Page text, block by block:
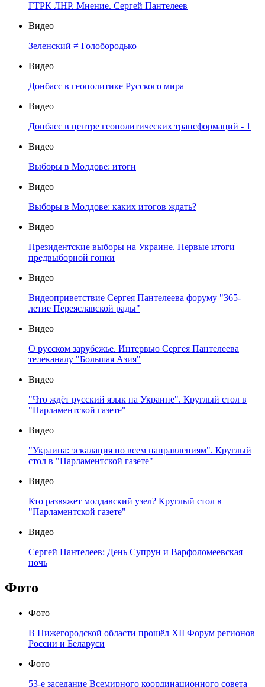
ГТРК ЛНР. Мнение. Сергей Пантелеев
Видео
Зеленский ≠ Голобородько
Видео
Донбасс в геополитике Русского мира
Видео
Донбасс в центре геополитических трансформаций - 1
Видео
Выборы в Молдове: итоги
Видео
Выборы в Молдове: каких итогов ждать?
Видео
Президентские выборы на Украине. Первые итоги
предвыборной гонки
Видео
Видеоприветствие Сергея Пантелеева форуму "365-
летие Переяславской рады"
Видео
О русском зарубежье. Интервью Сергея Пантелеева
телеканалу "Большая Азия"
Видео
"Что ждёт русский язык на Украине". Круглый стол в
"Парламентской газете"
Видео
"Украина: эскалация по всем направлениям". Круглый
стол в "Парламентской газете"
Видео
Кто развяжет молдавский узел? Круглый стол в
"Парламентской газете"
Видео
Сергей Пантелеев: День Супрун и Варфоломеевская
ночь
Фото
Фото
В Нижегородской области прошёл XII Форум регионов
России и Беларуси
Фото
53-е заседание Всемирного координационного совета